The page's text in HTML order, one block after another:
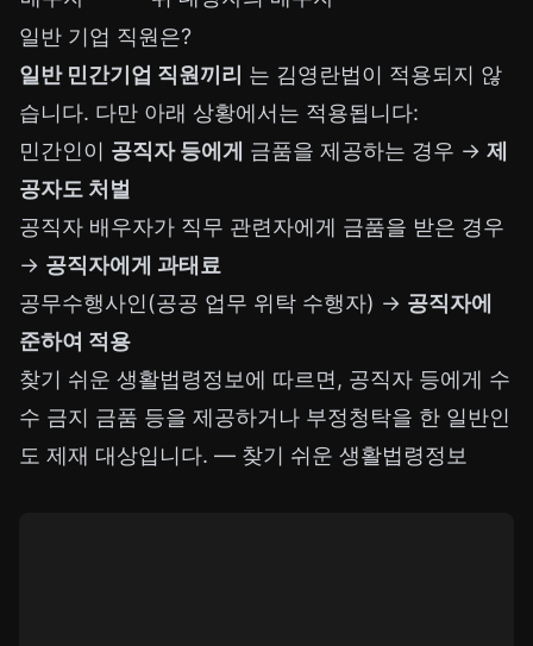
일반 기업 직원은?
일반 민간기업 직원끼리 는 김영란법이 적용되지 않
습니다. 다만 아래 상황에서는 적용됩니다:
민간인이 공직자 등에게 금품을 제공하는 경우 → 제
공자도 처벌
공직자 배우자가 직무 관련자에게 금품을 받은 경우
→ 공직자에게 과태료
공무수행사인(공공 업무 위탁 수행자) → 공직자에
준하여 적용
찾기 쉬운 생활법령정보에 따르면, 공직자 등에게 수
수 금지 금품 등을 제공하거나 부정청탁을 한 일반인
도 제재 대상입니다. — 찾기 쉬운 생활법령정보